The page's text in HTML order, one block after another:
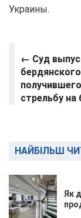
Украины.
← Суд
стрельбу на
НАЙБІЛЬШ
Як